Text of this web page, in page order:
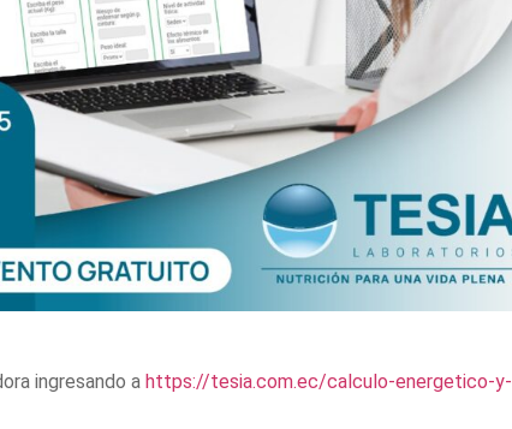
ingresando ahttps://tesia.com.ec/calculo-energetico-y-